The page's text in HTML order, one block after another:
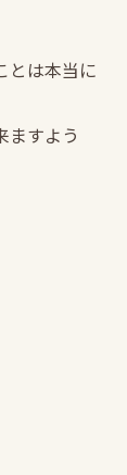
とは本当に
ますよう